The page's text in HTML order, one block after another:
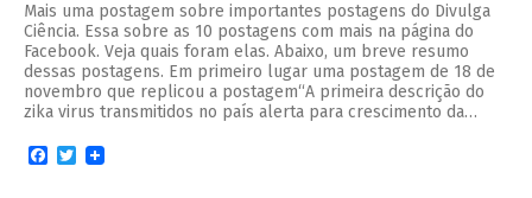
Mais uma postagem sobre importantes postagens do Divulga
Ciência. Essa sobre as 10 postagens com mais na página do
Facebook. Veja quais foram elas. Abaixo, um breve resumo
dessas postagens. Em primeiro lugar uma postagem de 18 de
novembro que replicou a postagem“A primeira descrição do
zika virus transmitidos no país alerta para crescimento da…
Facebook
Twitter